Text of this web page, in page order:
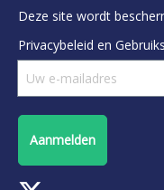
Deze site wordt
Privacybeleid en
Aanmelden